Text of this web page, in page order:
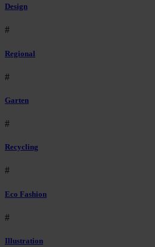
Design
#
Regional
#
Garten
#
Recycling
#
Eco Fashion
#
Illustration